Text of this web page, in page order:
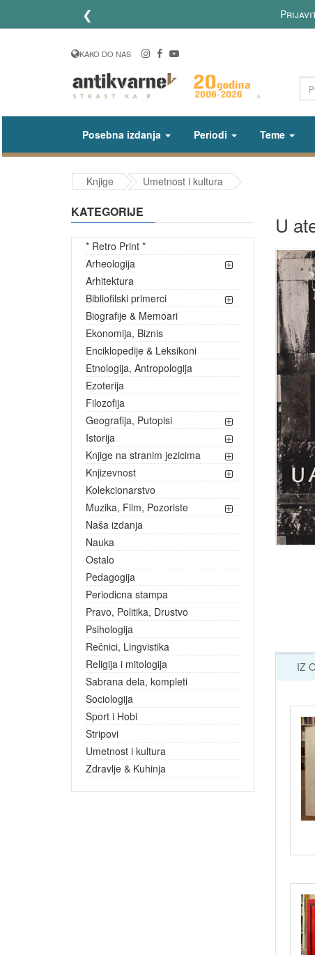
❮
KAKO DO NAS
Posebna izdanja Periodi Teme
Knjige Umetnost i kultura
KATEGORIJE
* Retro Print *
Arheologija
Arhitektura
Bibliofilski primerci
Biografije & Memoari
Ekonomija, Biznis
Enciklopedije & Leksikoni
Etnologija, Antropologija
Ezoterija
Filozofija
Geografija, Putopisi
Istorija
Knjige na stranim jezicima
Knjizevnost
Kolekcionarstvo
Muzika, Film, Pozoriste
Naša izdanja
Nauka
Ostalo
Pedagogija
Periodicna stampa
Pravo, Politika, Drustvo
Psihologija
Rečnici, Lingvistika
Religija i mitologija
Sabrana dela, kompleti
Sociologija
Sport i Hobi
Stripovi
Umetnost i kultura
Zdravlje & Kuhinja
U
IZ